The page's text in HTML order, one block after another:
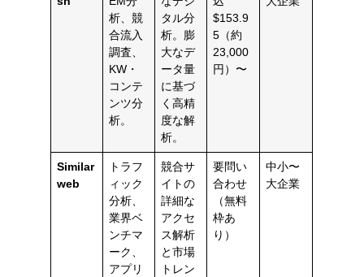
析、競
合流入
調査、
KW・
コンテ
ンツ分
析。
タル分
析。膨
大なデ
ータ量
に基づ
く高精
度な解
析。
$153.9
5（約
23,000
円）〜
Similar
web
トラフ
ィック
分析、
業界ベ
ンチマ
ーク、
アプリ
競合サ
イトの
詳細な
アクセ
ス解析
と市場
トレン
要問い
合わせ
（無料
枠あ
り）
中小〜
大企業